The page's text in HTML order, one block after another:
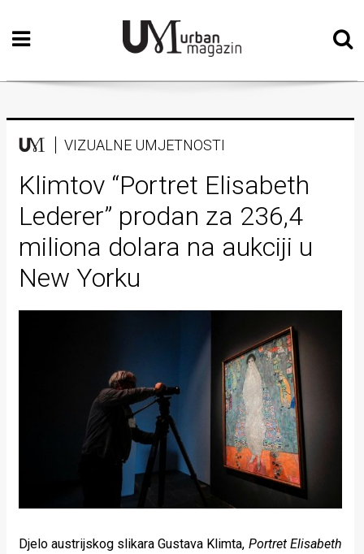
Početna
Vizualne
Teatar
Književnost
Muzika
Film
Intervju
Kolumne
Fashion
Za
stolom
VIZUALNE UMJETNOSTI
Klimtov “Portret Elisabeth
Lederer” prodan za 236,4
miliona dolara na aukciji u
New Yorku
Djelo austrijskog slikara Gustava Klimta, Portret Elisabeth